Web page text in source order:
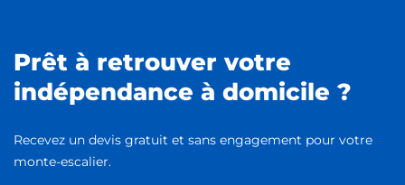
Prêt à retrouver votre
indépendance à domicile ?
Recevez un devis gratuit et sans engagement pour votre
monte-escalier.